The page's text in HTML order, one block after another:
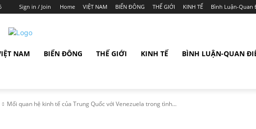
Sign in / Join Home VIỆT NAM BIỂN ĐÔNG THẾ GIỚI KINH TẾ Bình Luận-Quan
NAM BIỂN ĐÔNG THẾ GIỚI KINH TẾ BÌNH LUẬN-QUAN
Mối quan hệ kinh tế của Trung Quốc với Venezuela trong tình...